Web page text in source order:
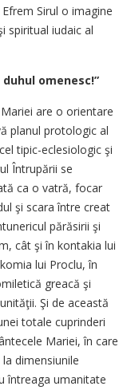
Sirul o imagine
spiritual iudaic al
omenesc!”
are o orientare
planul protologic al
tipic-eclesiologic şi
Întrupării se
ca o vatră, focar
şi scara între creat
părăsirii şi
cât şi în kontakia lui
lui Proclu, în
greacă şi
Şi de această
totale cuprinderi
Mariei, în care
dimensiunile
întreaga umanitate